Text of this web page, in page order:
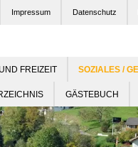
FREIZEIT
GÄSTEBUCH
Impressum Datenschutz